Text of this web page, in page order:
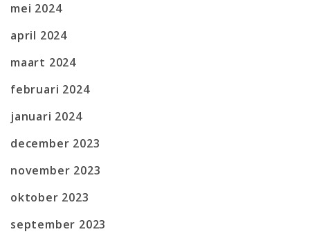
mei 2024
april 2024
maart 2024
februari 2024
januari 2024
december 2023
november 2023
oktober 2023
september 2023